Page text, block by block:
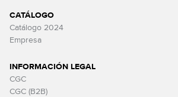
CATÁLOGO
Catálogo 2024
Empresa
INFORMACIÓN LEGAL
CGC
CGC (B2B)